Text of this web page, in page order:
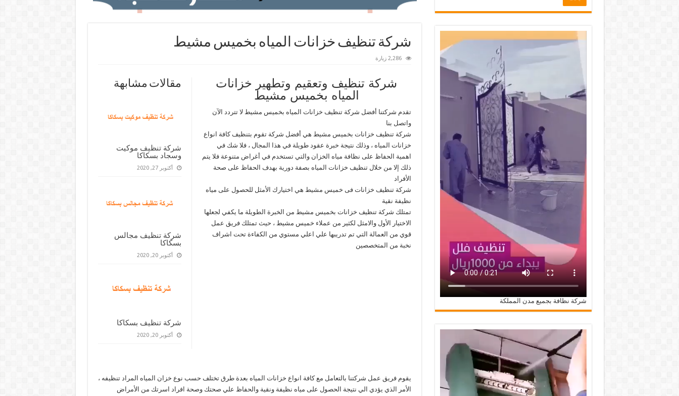
شركة تنظيف خزانات المياه بخميس مشيط
2,286 زيارة
مقالات مشابهة
شركة تنظيف موكيت
وسجاد بسكاكا
أكتوبر 27, 2020
شركة تنظيف مجالس
بسكاكا
أكتوبر 20, 2020
شركة تنظيف بسكاكا
أكتوبر 20, 2020
شركة تنظيف وتعقيم وتطهير خزانات
المياه بخميس مشيط
تقدم شركتنا أفضل شركة تنظيف خزانات المياه بخميس مشيط لا تتردد الآن
واتصل بنا
شركة تنظيف خزانات بخميس مشيط هي أفضل شركة تقوم بتنظيف كافة انواع
خزانات المياه ، وذلك نتيجة خبرة عقود طويلة في هذا المجال ، فلا شك في
اهمية الحفاظ على نظافة مياه الخزان والتي تستخدم في أغراض متنوعة فلا يتم
ذلك إلا من خلال تنظيف خزانات المياه بصفة دورية بهدف الحفاظ على صحة
الأفراد
شركة تنظيف خزانات فى خميس مشيط هي اختيارك الأمثل للحصول على مياه
نظيفة نقية
تمتلك شركة تنظيف خزانات بخميس مشيط من الخبرة الطويلة ما يكفي لجعلها
الاختيار الأول والامثل لكثير من عملاء خميس مشيط ، حيث تمتلك فريق عمل
قوي من العمالة التي تم تدريبها علي اعلي مستوي من الكفاءة تحت اشراف
نخبة من المتخصصين
يقوم فريق عمل شركتنا بالتعامل مع كافة انواع خزانات المياه بعدة طرق تختلف حسب نوع خزان المياه المراد تنظيفه ،
الأمر الذي يؤدي الي نتيجة الحصول على مياه نظيفة ونقية والحفاظ علي صحتك وصحة افراد اسرتك من الأمراض
شركة نظافة بجميع مدن المملكة